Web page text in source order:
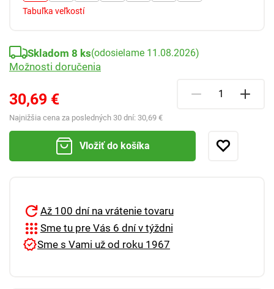
Tabuľka veľkostí
30,69 €
Najnižšia cena za posledných 30 dní: 30,69 €
Skladom 8 ks(odosielame 11.08.2026)
Možnosti doručenia
Vložiť do košíka
Až 100 dní na vrátenie tovaru
Sme tu pre Vás 6 dní v týždni
Sme s Vami už od roku 1967